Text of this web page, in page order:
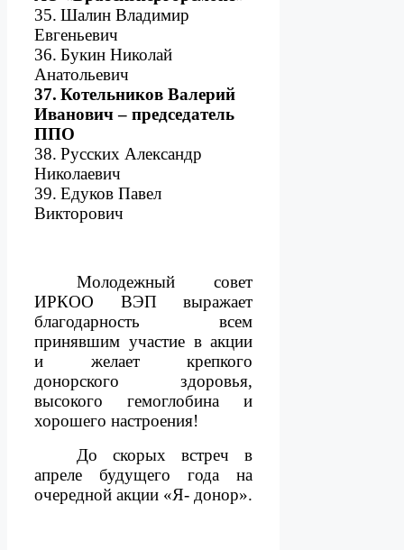
35. Шалин Владимир
Евгеньевич
36. Букин Николай
Анатольевич
37. Котельников Валерий
Иванович – председатель
ППО
38. Русских Александр
Николаевич
39. Едуков Павел
Викторович
Молодежный совет
ИРКОО ВЭП выражает
благодарность всем
принявшим участие в акции
и желает крепкого
донорского здоровья,
высокого гемоглобина и
хорошего настроения!
До скорых встреч в
апреле будущего года на
очередной акции «Я- донор».